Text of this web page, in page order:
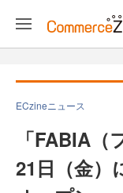
ECzineニュース
「FABIA（
21日（金）